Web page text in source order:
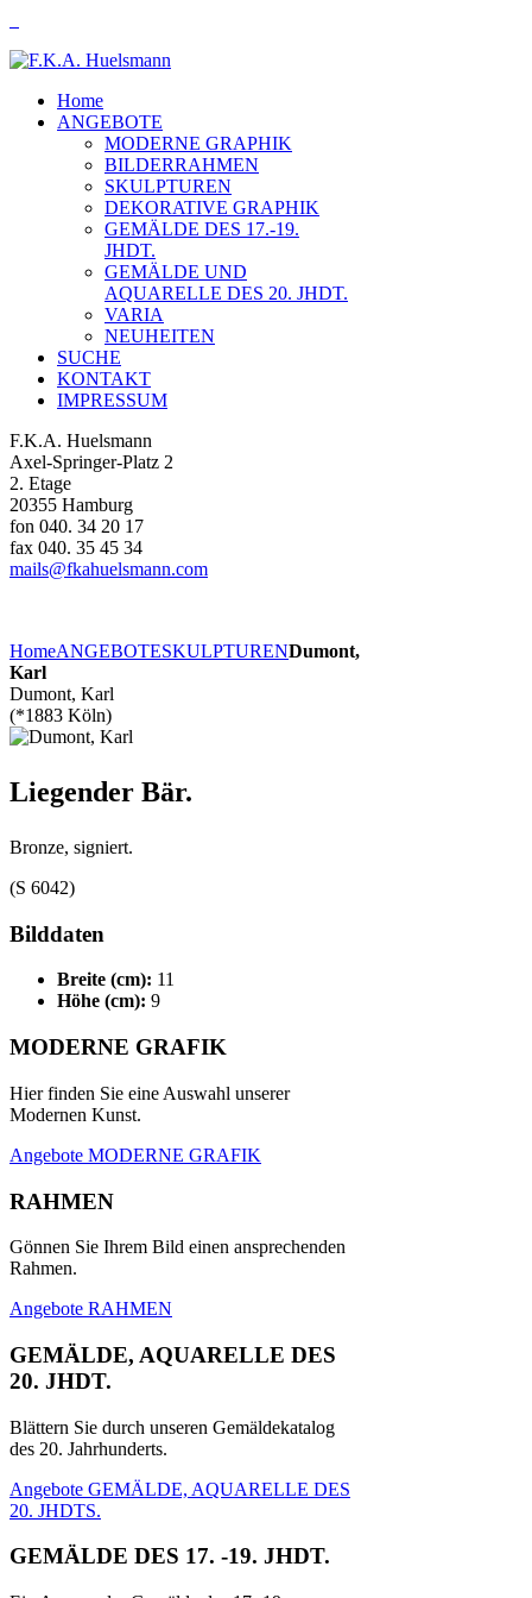
Home
ANGEBOTE
MODERNE GRAPHIK
BILDERRAHMEN
SKULPTUREN
DEKORATIVE GRAPHIK
GEMÄLDE DES 17.-19.
JHDT.
GEMÄLDE UND
AQUARELLE DES 20. JHDT.
VARIA
NEUHEITEN
SUCHE
KONTAKT
IMPRESSUM
F.K.A. Huelsmann
Axel-Springer-Platz 2
2. Etage
20355 Hamburg
fon 040. 34 20 17
fax 040. 35 45 34
mails@fkahuelsmann.com
HomeANGEBOTESKULPTURENDumont,
Karl
Dumont, Karl
(*1883 Köln)
Liegender Bär.
Bronze, signiert.
(S 6042)
Bilddaten
Breite (cm): 11
Höhe (cm): 9
MODERNE GRAFIK
Hier finden Sie eine Auswahl unserer
Modernen Kunst.
Angebote MODERNE GRAFIK
RAHMEN
Gönnen Sie Ihrem Bild einen ansprechenden
Rahmen.
Angebote RAHMEN
GEMÄLDE, AQUARELLE DES
20. JHDT.
Blättern Sie durch unseren Gemäldekatalog
des 20. Jahrhunderts.
Angebote GEMÄLDE, AQUARELLE DES
20. JHDTS.
GEMÄLDE DES 17. -19. JHDT.